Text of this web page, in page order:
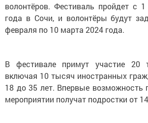
волонтёров. Фестиваль пройдет с
года в Сочи, и волонтёры будут
февраля по 10 марта 2024 года.
В фестивале примут участие 20
включая 10 тысяч иностранных
18 до 35 лет. Впервые возможность
мероприятии получат подростки от